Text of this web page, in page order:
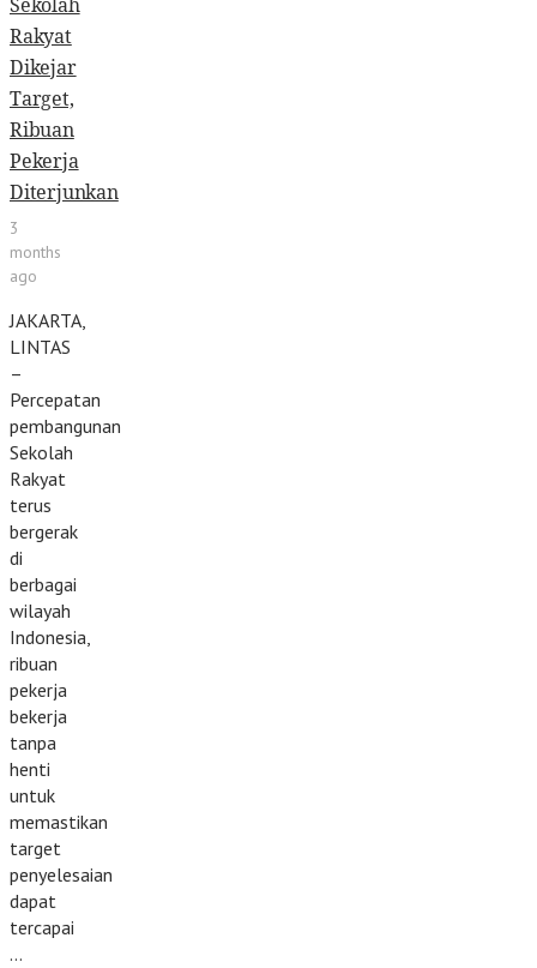
Sekolah
Rakyat
Dikejar
Target,
Ribuan
Pekerja
Diterjunkan
3
months
ago
JAKARTA,
LINTAS
–
Percepatan
pembangunan
Sekolah
Rakyat
terus
bergerak
di
berbagai
wilayah
Indonesia,
ribuan
pekerja
bekerja
tanpa
henti
untuk
memastikan
target
penyelesaian
dapat
tercapai
…